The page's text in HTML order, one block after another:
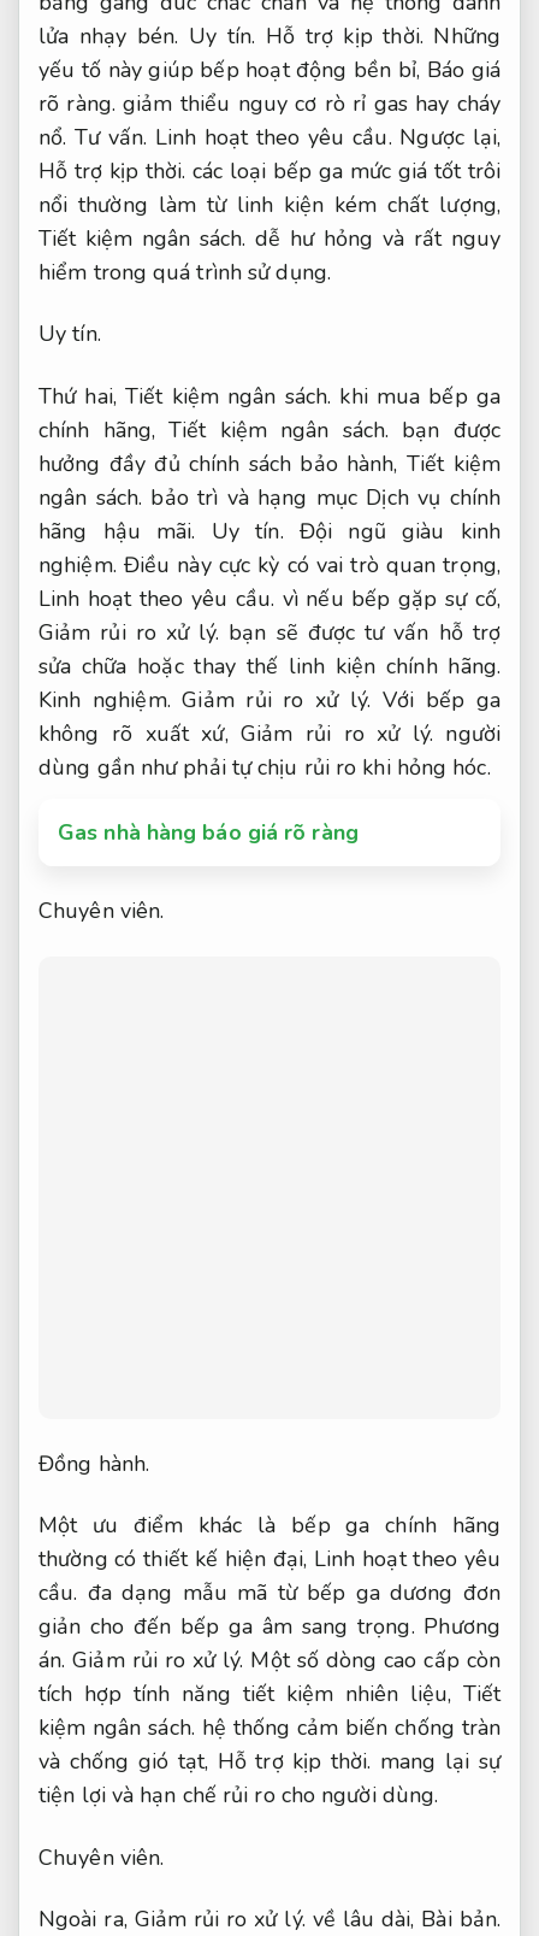
lửa nhạy bén. Uy tín. Hỗ trợ kịp thời. Những
yếu tố này giúp bếp hoạt động bền bỉ, Báo giá
rõ ràng. giảm thiểu nguy cơ rò rỉ gas hay cháy
nổ. Tư vấn. Linh hoạt theo yêu cầu. Ngược lại,
Hỗ trợ kịp thời. các loại bếp ga mức giá tốt trôi
nổi thường làm từ linh kiện kém chất lượng,
Tiết kiệm ngân sách. dễ hư hỏng và rất nguy
hiểm trong quá trình sử dụng.
Uy tín.
Thứ hai,Tiết kiệm ngân sách. khi mua bếp ga
chính hãng,Tiết kiệm ngân sách. bạn được
hưởng đầy đủ chính sách bảo hành, Tiết kiệm
ngân sách. bảo trì và hạng mục Dịch vụ chính
hãng hậu mãi. Uy tín. Đội ngũ giàu kinh
nghiệm. Điều này cực kỳ có vai trò quan trọng,
Linh hoạt theo yêu cầu. vì nếu bếp gặp sự cố,
Giảm rủi ro xử lý. bạn sẽ được tư vấn hỗ trợ
sửa chữa hoặc thay thế linh kiện chính hãng.
Kinh nghiệm. Giảm rủi ro xử lý. Với bếp ga
không rõ xuất xứ,Giảm rủi ro xử lý. người
dùng gần như phải tự chịu rủi ro khi hỏng hóc.
Gas nhà hàng báo giá rõ ràng
Chuyên viên.
Đồng hành.
Một ưu điểm khác là bếp ga chính hãng
thường có thiết kế hiện đại, Linh hoạt theo yêu
cầu. đa dạng mẫu mã từ bếp ga dương đơn
giản cho đến bếp ga âm sang trọng. Phương
án. Giảm rủi ro xử lý. Một số dòng cao cấp còn
tích hợp tính năng tiết kiệm nhiên liệu, Tiết
kiệm ngân sách. hệ thống cảm biến chống tràn
và chống gió tạt, Hỗ trợ kịp thời. mang lại sự
tiện lợi và hạn chế rủi ro cho người dùng.
Chuyên viên.
Ngoài ra, Giảm rủi ro xử lý. về lâu dài, Bài bản.